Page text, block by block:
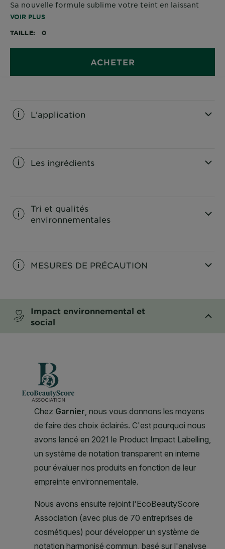
Gisele
Bündchen
Notre
Sa nouvelle formule sublime votre teint en laissant
respirer la peau. Elle est enrichie Acide Hyaluronique
toute la journée.
VOIR PLUS
TAILLE 0
ACHETER
L'application
Les ingrédients
Tri et qualités
environnementales
MESURES DE PRÉCAUTION
Impact environnemental et
social